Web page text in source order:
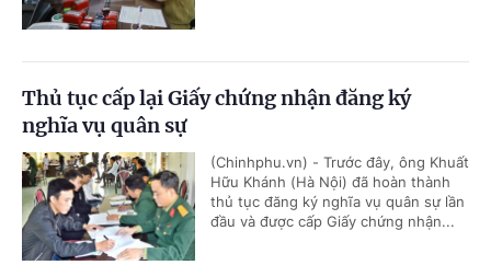
Thủ tục cấp lại Giấy chứng nhận đăng ký
nghĩa vụ quân sự
(Chinhphu.vn) - Trước đây, ông Khuất
Hữu Khánh (Hà Nội) đã hoàn thành
thủ tục đăng ký nghĩa vụ quân sự lần
đầu và được cấp Giấy chứng nhận...